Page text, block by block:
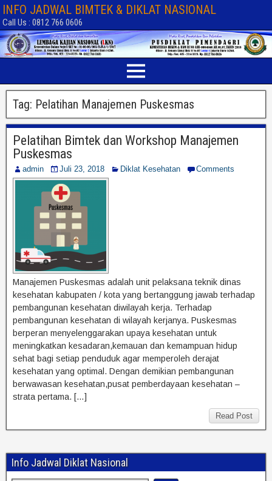
INFO JADWAL BIMTEK & DIKLAT NASIONAL
Call Us : 0812 766 0606
Tag: Pelatihan Manajemen Puskesmas
Pelatihan Bimtek dan Workshop Manajemen
Puskesmas
admin Juli 23, 2018 Diklat Kesehatan Comments
Manajemen Puskesmas adalah unit pelaksana teknik dinas
kesehatan kabupaten / kota yang bertanggung jawab terhadap
pembangunan kesehatan diwilayah kerja. Terhadap
pembangunan kesehatan di wilayah kerjanya. Puskesmas
berperan menyelenggarakan upaya kesehatan untuk
meningkatkan kesadaran,kemauan dan kemampuan hidup
sehat bagi setiap penduduk agar memperoleh derajat
kesehatan yang optimal. Dengan demikian pembangunan
berwawasan kesehatan,pusat pemberdayaan kesehatan –
strata pertama. […]
Read Post
Info Jadwal Diklat Nasional